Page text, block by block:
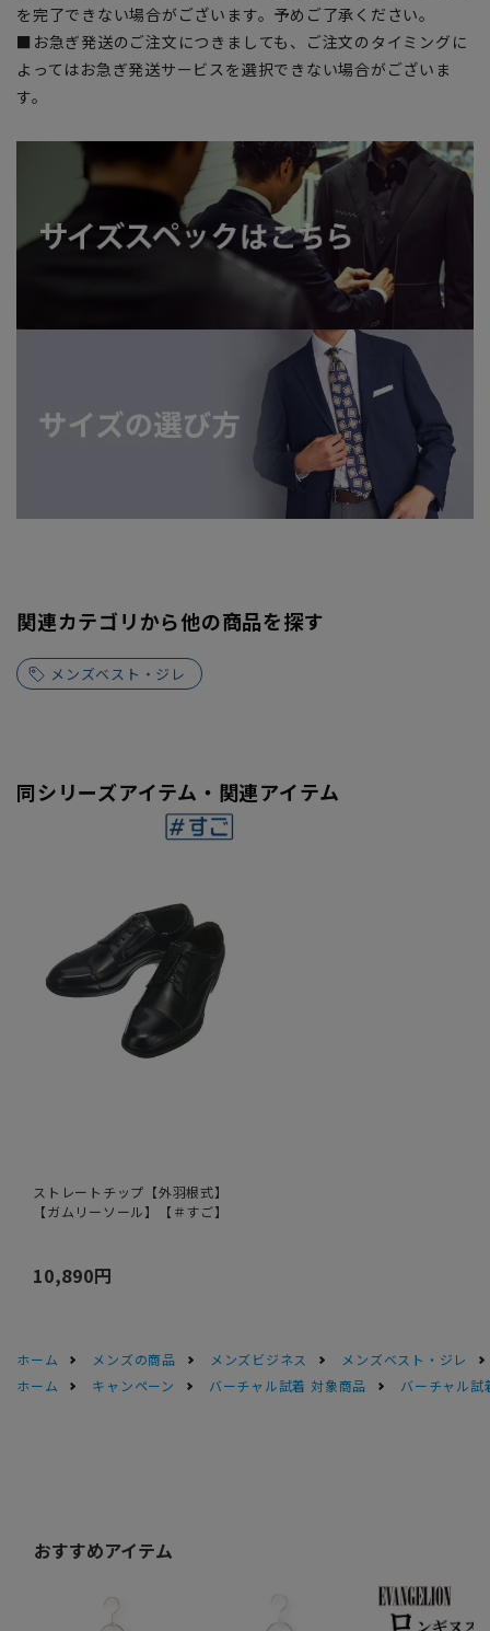
を完了できない場合がございます。予めご了承ください。
■お急ぎ発送のご注文につきましても、ご注文のタイミングに
よってはお急ぎ発送サービスを選択できない場合がございま
す。
関連カテゴリから他の商品を探す
メンズベスト・ジレ
同シリーズアイテム・関連アイテム
ストレートチップ【外羽根式】
【ガムリーソール】【＃すご】
10,890円
ホーム メンズの商品 メンズビジネス
メンズベスト・ジレ
ホーム
キャンペーン バーチャル試着 対象商品 バーチャル試